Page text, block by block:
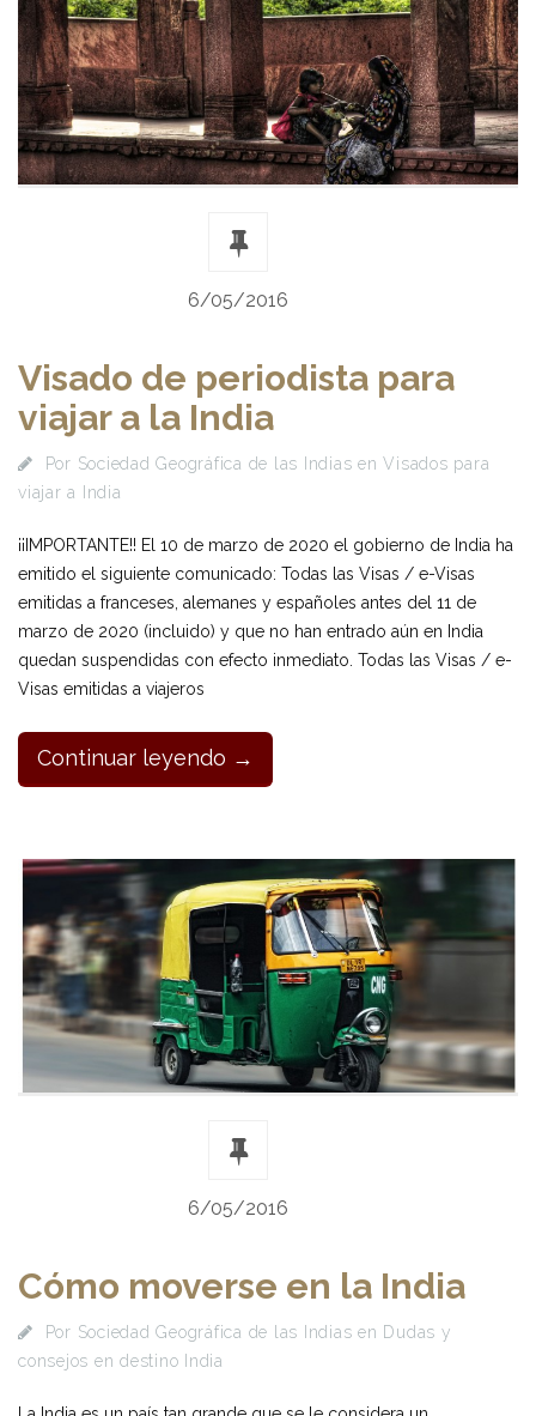
6/05/2016
Visado de periodista para
viajar a la India
Por Sociedad Geográfica de las Indias enVisados para
viajar a India
¡¡IMPORTANTE!! El 10 de marzo de 2020 el gobierno de India ha
emitido el siguiente comunicado: Todas las Visas / e-Visas
emitidas a franceses, alemanes y españoles antes del 11 de
marzo de 2020 (incluido) y que no han entrado aún en India
quedan suspendidas con efecto inmediato. Todas las Visas / e-
Visas emitidas a viajeros
Continuar leyendo →
6/05/2016
Cómo moverse en la India
Por Sociedad Geográfica de las Indias en Dudas y
consejos en destino India